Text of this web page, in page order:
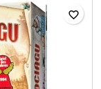
favorite_border